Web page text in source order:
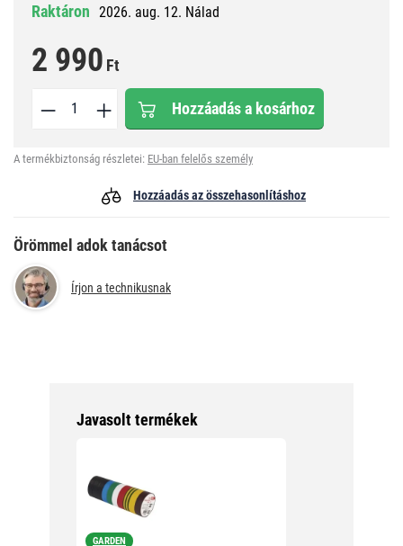
Raktáron 2026. aug. 12. Nálad
2 990 Ft
Hozzáadás a kosárhoz
A termékbiztonság részletei: EU-ban felelős személy
Hozzáadás az összehasonlításhoz
Örömmel adok tanácsot
Írjon a technikusnak
Javasolt termékek
GARDEN